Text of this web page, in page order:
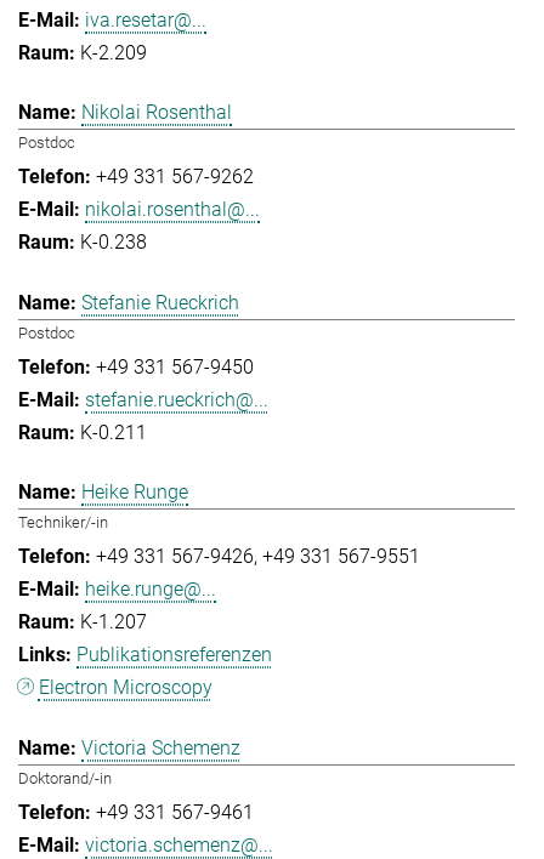
iva.resetar@...
K-2.209
Nikolai Rosenthal
Postdoc
+49 331 567-9262
nikolai.rosenthal@...
K-0.238
Stefanie Rueckrich
Postdoc
+49 331 567-9450
stefanie.rueckrich@...
K-0.211
Heike Runge
Techniker/-in
+49 331 567-9426 +49 331 567-9551
heike.runge@...
K-1.207
Publikationsreferenzen
Electron Microscopy
Victoria Schemenz
Doktorand/-in
+49 331 567-9461
victoria.schemenz@...